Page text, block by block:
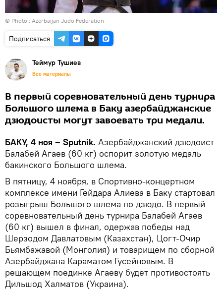
© Photo : Azerbaijan Judo Federation
Подписаться
Теймур Тушиев
Все материалы
В первый соревновательный день турнира
Большого шлема в Баку азербайджанские
дзюдоисты могут завоевать три медали.
БАКУ, 4 ноя – Sputnik. Азербайджанский дзюдоист
Балабей Агаев (60 кг) оспорит золотую медаль
бакинского Большого шлема.
В пятницу, 4 ноября, в Спортивно-концертном
комплексе имени Гейдара Алиева в Баку стартовал
розыгрыш Большого шлема по дзюдо. В первый
соревновательный день турнира Балабей Агаев
(60 кг) вышел в финал, одержав победы над
Шерзодом Давлатовым (Казахстан), Цогт-Очир
Бьямбажавой (Монголия) и товарищем по сборной
Азербайджана Караматом Гусейновым. В
решающем поединке Агаеву будет противостоять
Дильшод Халматов (Украина).